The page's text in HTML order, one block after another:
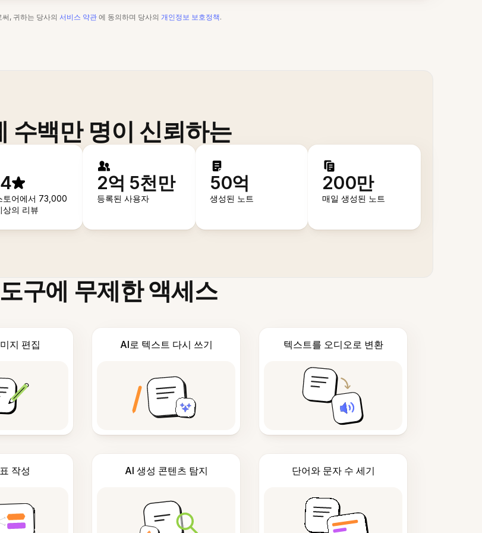
, 귀하는 당사의 서비스 약관 에 동의하며 당사의 개인정보 보호정책.
수백만 명이 신뢰하는
토어에서 73,000
상의 리뷰
2억 5천만
등록된 사용자
50억
생성된 노트
200만
매일 생성된 노트
구에 무제한 액세스
지 편집 AI로 텍스트 다시 쓰기 텍스트를 오디오로 변환
작성 AI 생성 콘텐츠 탐지 단어와 문자 수 세기